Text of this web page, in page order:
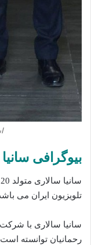
بیوگرافی
تلویزیون ایران می
سانیا سالاری با
رحمانیان توانسته